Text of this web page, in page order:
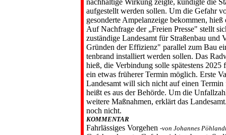
nachhaltige Wirkung zeigte, kündigte die
aufgestellt werden sollen. Um die Gefahr
gesonderte Ampelanzei­ge bekommen,
Auf Nachfrage der „Freien Presse" stellt
zuständige Landesamt für Straßen­bau und
Gründen der Effizienz" parallel zum Bau
tenbrand installiert werden sollen. Das
hieß, die Verbindung solle spä­testens
ein etwas früherer Termin möglich. Erste
Landesamt will sich nicht auf einen
heißt es aus der Behör­de. Um die
weitere Maßnahmen, er­klärt das
noch nicht.
KOMMENTAR
Fahrlässiges Vorgehen -von Johannes